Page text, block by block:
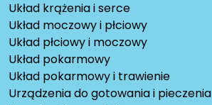
Układ krążenia i serce
Układ moczowy i płciowy
Układ płciowy i moczowy
Układ pokarmowy
Układ pokarmowy i trawienie
Urządzenia do gotowania i pieczenia